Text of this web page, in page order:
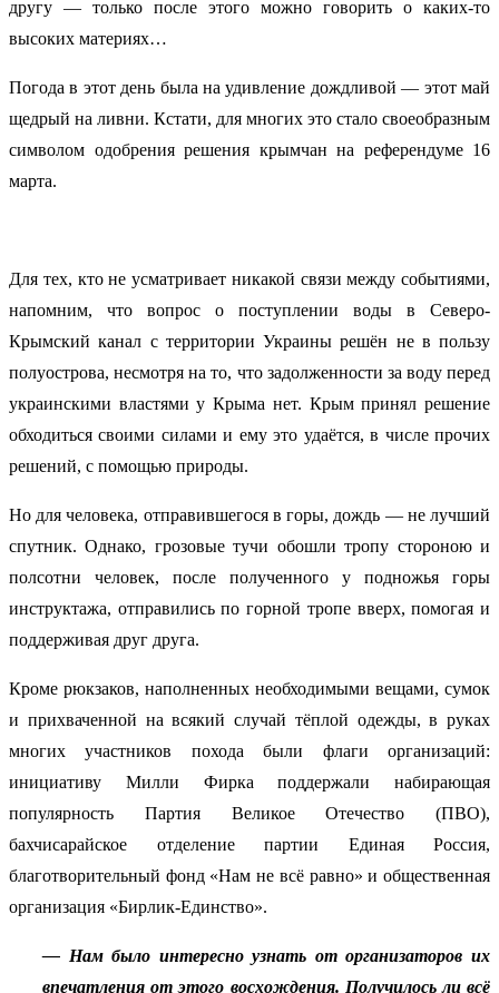
другу — только после этого можно говорить о каких-то
высоких материях…
Погода в этот день была на удивление дождливой — этот май
щедрый на ливни. Кстати, для многих это стало своеобразным
символом одобрения решения крымчан на референдуме 16
марта.
Для тех, кто не усматривает никакой связи между событиями,
напомним, что вопрос о поступлении воды в Северо-
Крымский канал с территории Украины решён не в пользу
полуострова, несмотря на то, что задолженности за воду перед
украинскими властями у Крыма нет. Крым принял решение
обходиться своими силами и ему это удаётся, в числе прочих
решений, с помощью природы.
Но для человека, отправившегося в горы, дождь — не лучший
спутник. Однако, грозовые тучи обошли тропу стороною и
полсотни человек, после полученного у подножья горы
инструктажа, отправились по горной тропе вверх, помогая и
поддерживая друг друга.
Кроме рюкзаков, наполненных необходимыми вещами, сумок
и прихваченной на всякий случай тёплой одежды, в руках
многих участников похода были флаги организаций:
инициативу Милли Фирка поддержали набирающая
популярность Партия Великое Отечество (ПВО),
бахчисарайское отделение партии Единая Россия,
благотворительный фонд «Нам не всё равно» и общественная
организация «Бирлик-Единство».
— Нам было интересно узнать от организаторов их
впечатления от этого восхождения. Получилось ли всё